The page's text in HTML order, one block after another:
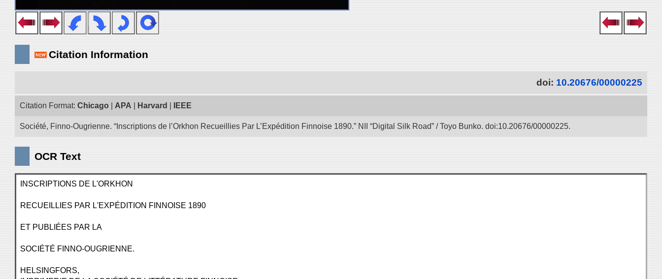
Citation Information
doi: 10.20676/00000225
Citation Format: Chicago APA Harvard IEEE
Société, Finno-Ougrienne. “Inscriptions de l’Orkhon Recueillies Par L’Expédition Finnoise 1890.” NII “Digital Silk Road” / Toyo Bunko. doi:10.20676/00000225.
OCR Text
INSCRIPTIONS DE L'ORKHON
RECUEILLIES PAR L'EXPÉDITION FINNOISE 1890
ET PUBLIÉES PAR LA
SOCIÉTÉ FINNO-OUGRIENNE.
HELSINGFORS,